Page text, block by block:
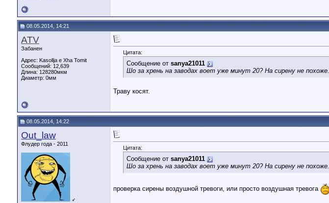
08.05.2014, 14:21
ATV
Забанен
Адрес: Kasollja e Xha Tomit
Сообщений: 12,639
Длина: 128280мкм
Диаметр: 0мм
Цитата:
Сообщение от sanya21011
Шо за хрень на заводах воет уже минут 20? На сирену не похоже.
Траву косят.
08.05.2014, 14:22
Out_law
Флудер года - 2011
♂
Цитата:
Сообщение от sanya21011
Шо за хрень на заводах воет уже минут 20? На сирену не похоже.
проверка сирены воздушной тревоги, или просто воздушная тревога